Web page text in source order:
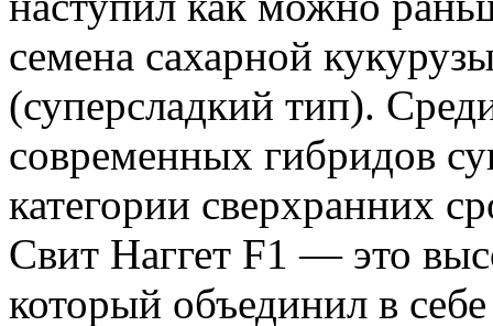
семена сахарной
(суперсладкий тип).
современных гибридов
категории сверхранних
Свит Наггет F1 — это
который объединил в